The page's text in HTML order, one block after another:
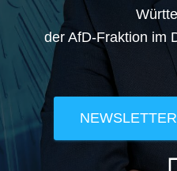
der AfD-Fraktion im